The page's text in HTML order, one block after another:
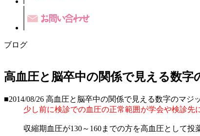
ブログ
高血圧と脳卒中の関係で見える数字
■2014/08/26 高血圧と脳卒中の関係で見える数字のマジ
少し前に検診での血圧の正常範囲が学会や検診先
収縮期血圧が130～160までの方を高血圧として